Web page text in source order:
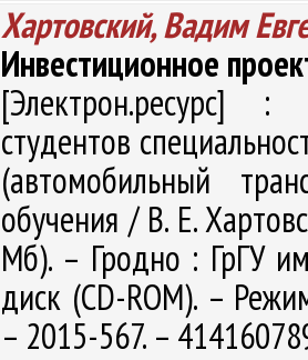
Хартовский, Вадим
Инвестиционное
[Электрон.ресурс] :
студентов
(автомобильный
обучения / В. Е.
Мб). – Гродно : ГрГУ
диск (CD-ROM). –
– 2015-567. –